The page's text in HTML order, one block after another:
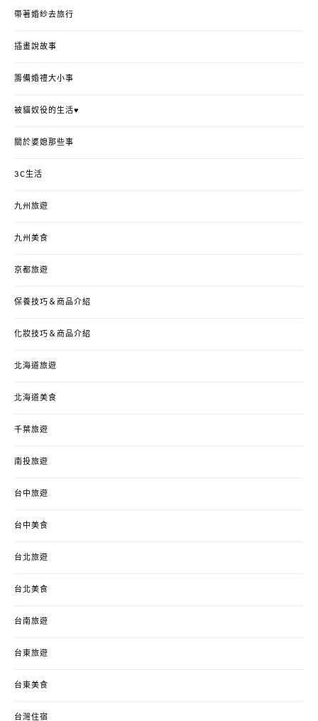
帶著婚紗去旅行
插畫說故事
籌備婚禮大小事
被貓奴役的生活♥
關於婆媳那些事
3C生活
九州旅遊
九州美食
京都旅遊
保養技巧＆商品介紹
化妝技巧＆商品介紹
北海道旅遊
北海道美食
千葉旅遊
南投旅遊
台中旅遊
台中美食
台北旅遊
台北美食
台南旅遊
台東旅遊
台東美食
台灣住宿